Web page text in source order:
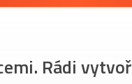
Rádi